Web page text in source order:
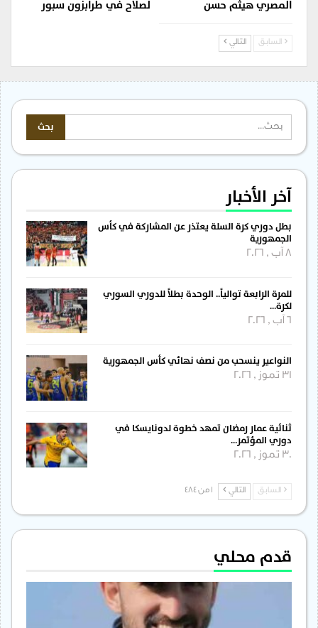
المصري هيثم حسن لصلاح في طرابزون سبور
السابق التالي
آخر الأخبار
بطل دوري كرة السلة يعتذر عن المشاركة في كأس
الجمهورية
للمرة الرابعة توالياً.. الوحدة بطلاً للدوري السوري
لكرة…
النواعير ينسحب من نصف نهائي كأس الجمهورية
31 تموز , 2026
ثنائية عمار رمضان تمهد خطوة لدونايسكا في
دوري المؤتمر…
30 تموز , 2026
السابق التالي
قدم محلي